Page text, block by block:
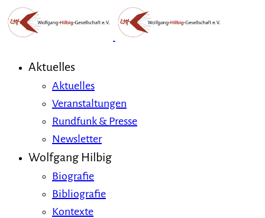
Aktuelles
Aktuelles
Veranstaltungen
Rundfunk & Presse
Newsletter
Wolfgang Hilbig
Biografie
Bibliografie
Kontexte